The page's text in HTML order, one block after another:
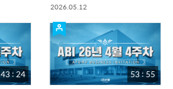
2026.05.12
43 : 24 53 : 55